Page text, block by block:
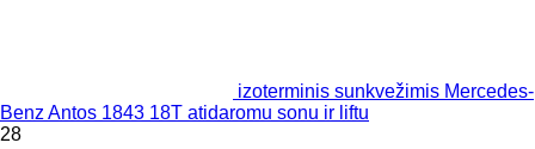
izoterminis sunkvežimis Mercedes-
Benz Antos 1843 18T atidaromu sonu ir liftu
28